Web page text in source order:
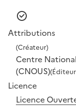
Attributions
(Créateur)
Centre
(CNOUS)
Licence
Licence